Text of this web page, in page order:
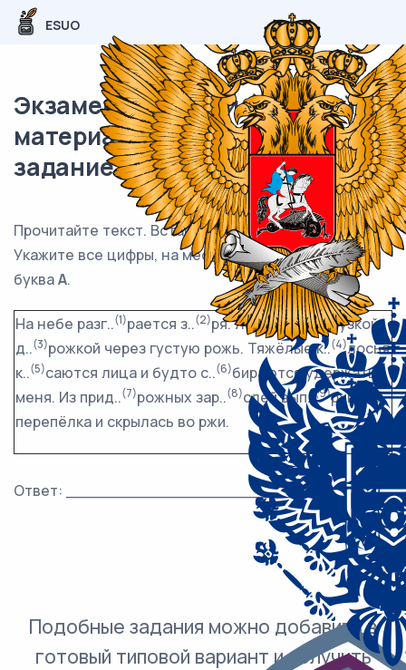
ESUO
Экзаменационный (типовой)
материал ОГЭ / Русский / 07
задание (24) / 37
Прочитайте текст. Вставьте пропущенные буквы.
Укажите все цифры, на месте которых пишется
букваА.
На небе разг..(1)рается з..(2)ря. Я пробираюсь узкой
д..(3)рожкой через густую рожь. Тяжёлые к..(4)лосья
к..(5)саются лица и будто с..(6)бираются удержать
меня. Из прид..(7)рожных зар..(8)слей вып.. (9)рхнула
перепёлка и скрылась во ржи.
Ответ: ___________________________.
Подобные задания можно добавить в
готовый типовой вариант и получить